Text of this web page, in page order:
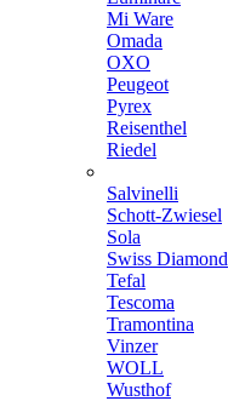
Mi Ware
Omada
OXO
Peugeot
Pyrex
Reisenthel
Riedel
Salvinelli
Schott-Zwiesel
Sola
Swiss Diamond
Tefal
Tescoma
Tramontina
Vinzer
WOLL
Wusthof